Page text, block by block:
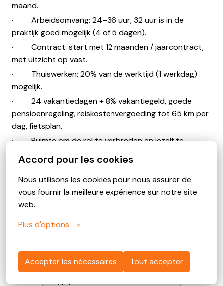
Accord pour les cookies
Nous utilisons les cookies pour nous assurer de
vous fournir la meilleure expérience sur notre site
web.
Plus d'options
Accepter les nécessaires Tout accepter
maand.
· Arbeidsomvang: 24–36 uur; 32 uur is in de
praktijk goed mogelijk (4 of 5 dagen).
· Contract: start met 12 maanden / jaarcontract,
met uitzicht op vast.
· Thuiswerken: 20% van de werktijd (1 werkdag)
mogelijk.
· 24 vakantiedagen + 8% vakantiegeld, goede
pensioenregeling, reiskostenvergoeding tot 65 km per
dag, fietsplan.
· Ruimte om de rol te verbreden en jezelf te
ontwikkelen op eigen initiatief.
of